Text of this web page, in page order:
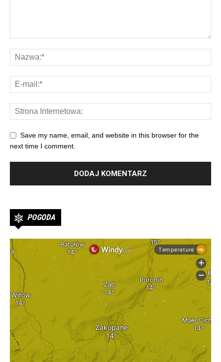
Save my name, email, and website in this browser for the
next time I comment.
POGODA